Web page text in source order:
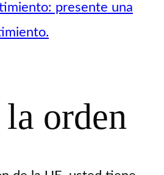
presente una
orden